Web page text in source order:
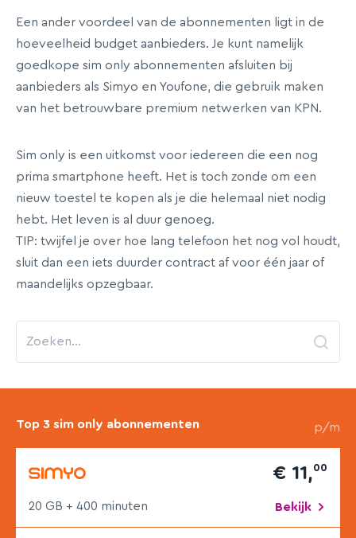
Een ander voordeel van de abonnementen ligt in de
hoeveelheid budget aanbieders. Je kunt namelijk
goedkope sim only abonnementen afsluiten bij
aanbieders als Simyo en Youfone, die gebruik maken
van het betrouwbare premium netwerken van KPN.
Sim only is een uitkomst voor iedereen die een nog
prima smartphone heeft. Het is toch zonde om een
nieuw toestel te kopen als je die helemaal niet nodig
hebt. Het leven is al duur genoeg.
TIP: twijfel je over hoe lang telefoon het nog vol houdt,
sluit dan een iets duurder contract af voor één jaar of
maandelijks opzegbaar.
Top 3 sim only abonnementen p/m
€ 11,00
20 GB + 400 minuten Bekijk